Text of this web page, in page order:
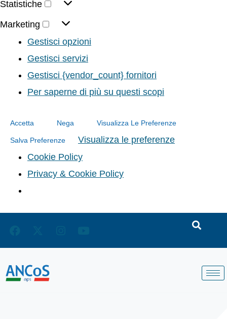
Statistiche
Marketing
Gestisci opzioni
Gestisci servizi
Gestisci {vendor_count} fornitori
Per saperne di più su questi scopi
Accetta Nega Visualizza Le Preferenze
Salva Preferenze
Visualizza le preferenze
Cookie Policy
Privacy & Cookie Policy